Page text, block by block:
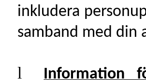
inkludera
samband med din
l
Information